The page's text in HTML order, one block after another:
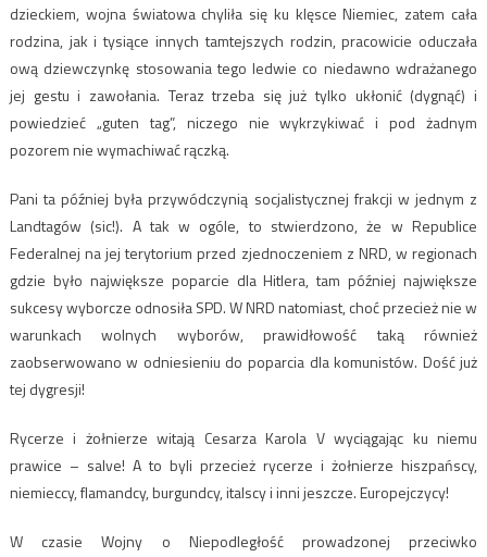
dzieckiem, wojna światowa chyliła się ku klęsce Niemiec, zatem cała
rodzina, jak i tysiące innych tamtejszych rodzin, pracowicie oduczała
ową dziewczynkę stosowania tego ledwie co niedawno wdrażanego
jej gestu i zawołania. Teraz trzeba się już tylko ukłonić (dygnąć) i
powiedzieć „guten tag”, niczego nie wykrzykiwać i pod żadnym
pozorem nie wymachiwać rączką.
Pani ta później była przywódczynią socjalistycznej frakcji w jednym z
Landtagów (sic!). A tak w ogóle, to stwierdzono, że w Republice
Federalnej na jej terytorium przed zjednoczeniem z NRD, w regionach
gdzie było największe poparcie dla Hitlera, tam później największe
sukcesy wyborcze odnosiła SPD. W NRD natomiast, choć przecież nie w
warunkach wolnych wyborów, prawidłowość taką również
zaobserwowano w odniesieniu do poparcia dla komunistów. Dość już
tej dygresji!
Rycerze i żołnierze witają Cesarza Karola V wyciągając ku niemu
prawice – salve! A to byli przecież rycerze i żołnierze hiszpańscy,
niemieccy, flamandcy, burgundcy, italscy i inni jeszcze. Europejczycy!
W czasie Wojny o Niepodległość prowadzonej przeciwko